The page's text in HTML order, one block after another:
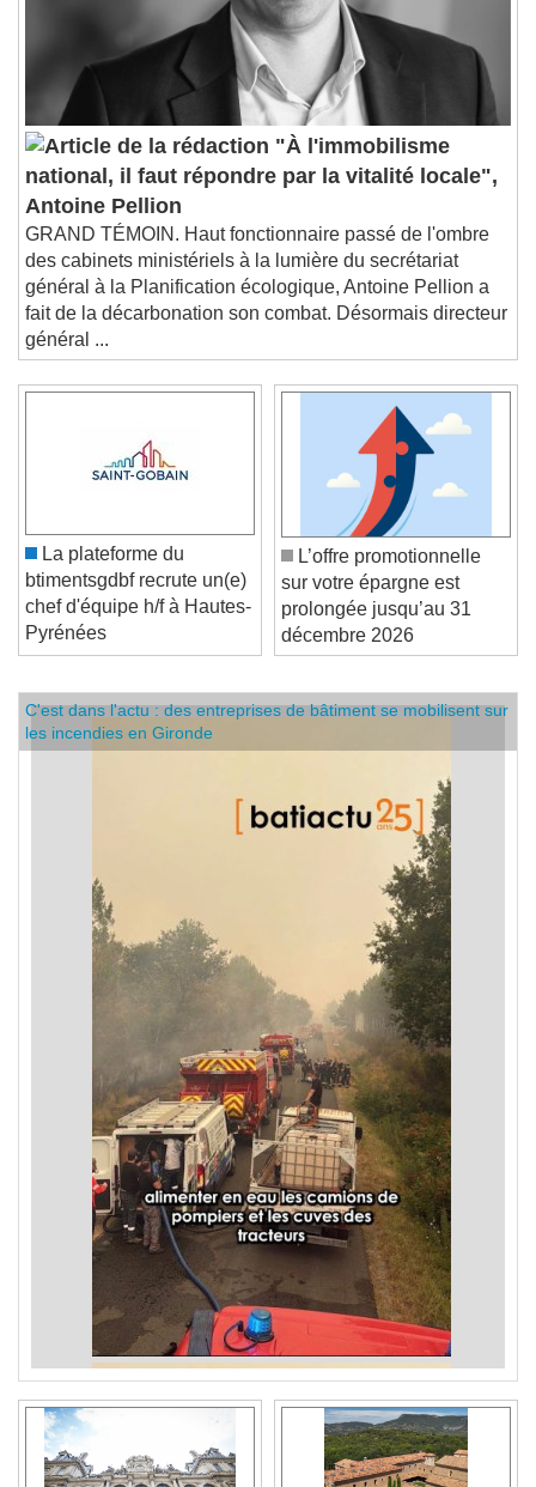
"À l'immobilisme
national, il faut répondre par la vitalité locale",
Antoine Pellion
GRAND TÉMOIN. Haut fonctionnaire passé de l'ombre
des cabinets ministériels à la lumière du secrétariat
général à la Planification écologique, Antoine Pellion a
fait de la décarbonation son combat. Désormais directeur
général ...
La plateforme du
btimentsgdbf recrute un(e)
chef d'équipe h/f à Hautes-
Pyrénées
L’offre promotionnelle
sur votre épargne est
prolongée jusqu’au 31
décembre 2026
C'est dans l'actu : des entreprises de bâtiment se mobilisent sur
les incendies en Gironde